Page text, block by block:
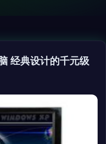
经典设计的千元级